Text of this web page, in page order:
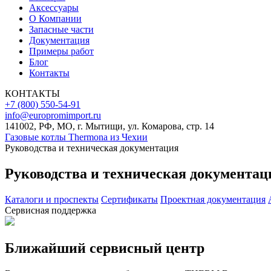
Аксессуары
О Компании
Запасные части
Документация
Примеры работ
Блог
Контакты
КОНТАКТЫ
+7 (800) 550-54-91
info@europromimport.ru
141002, РФ, МО, г. Мытищи, ул. Комарова, стр. 14
Газовые котлы Thermona из Чехии
Руководства и техническая документация
Руководства и техническая
Каталоги и проспекты Сертификаты Проектная документация
Сервисная поддержка
Ближайший сервисный центр